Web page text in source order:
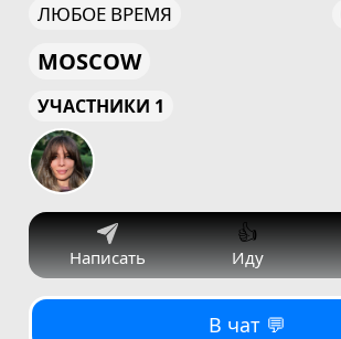
ЛЮБОЕ ВРЕМЯ
MOSCOW
УЧАСТНИКИ 1
Написать
👍
Иду
В чат 💬